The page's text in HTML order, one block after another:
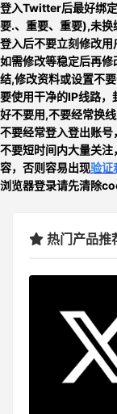
登入Twitter后最好绑
要.、重要、重要),未换
登入后不要立刻修改用
如需修改等稳定后再
结,修改资料或设置不
要使用干净的IP线路
好不要用,不要经常换
不要经常登入登出账
不要短时间内大量关注
容，否则容易出现验证
浏览器登录请先清除
热门产品推